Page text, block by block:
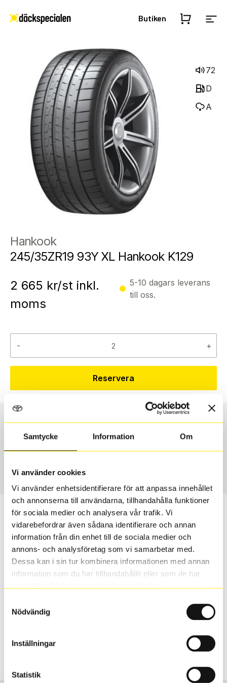
Samtycke Information Om
Vi använder cookies
Vi använder enhetsidentifierare för att anpassa innehållet
och annonserna till användarna, tillhandahålla funktioner
för sociala medier och analysera vår trafik. Vi
vidarebefordrar även sådana identifierare och annan
information från din enhet till de sociala medier och
annons- och analysföretag som vi samarbetar med.
Dessa kan i sin tur kombinera informationen med annan
information som du har tillhandahållit eller som de har
Nödvändig
Inställningar
Statistik
Butiken
72
D
A
Hankook
245/35ZR19 93Y XL Hankook K129
2 665 kr/st inkl.
moms
5-10 dagars leverans
till oss.
- +
Reservera
Däcktyp Däckstorlek
3680
Passar detta däck min bil?
Ange registreringsnummer för att se om det däck du
valt passar din bilmodell. Om du köper däck som skall
sättas på dina befintliga fälgar, se till att kolla en extra
gång så att däck och fälg har samma dimensioner.
Ibland kan fälgen ha bytts ut under årens lopp och
fabrik.
S Sök